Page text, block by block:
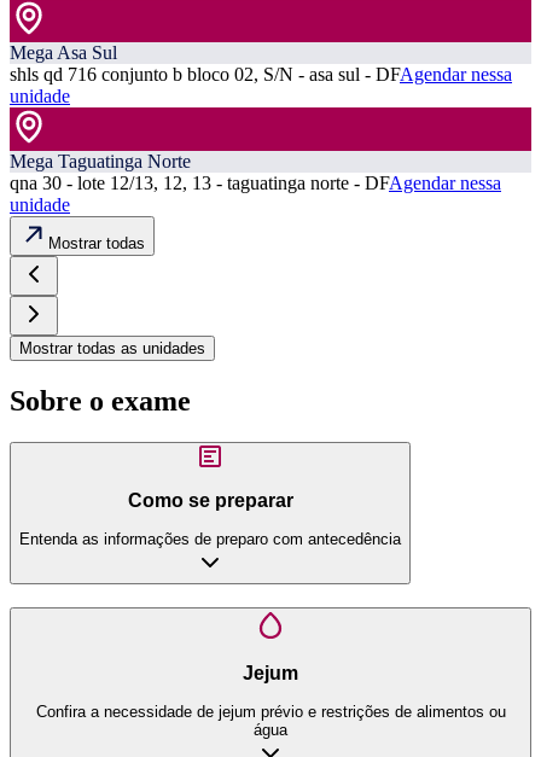
Mega Asa Sul
shls qd 716 conjunto b bloco 02, S/N - asa sul - DFAgendar nessa
unidade
Mega Taguatinga Norte
qna 30 - lote 12/13, 12, 13 - taguatinga norte - DFAgendar nessa
unidade
Mostrar todas
Mostrar todas as unidades
Sobre o exame
Como se preparar
Entenda as informações de preparo com antecedência
Jejum
Confira a necessidade de jejum prévio e restrições de alimentos ou
água